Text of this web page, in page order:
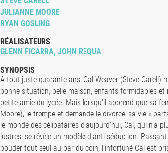
JULIANNE MOORE
RYAN GOSLING
RÉALISATEURS
GLENN FICARRA, JOHN REQUA
SYNOPSIS
A tout juste quarante ans, Cal Weaver (Steve Carell)
bonne situation, belle maison, enfants formidables
petite amie du lycée. Mais lorsqu'il apprend que sa
Moore), le trompe et demande le divorce, sa vie «
le monde des célibataires d'aujourd'hui, Cal, qui n'a
lustres, se révèle un modèle d'anti séduction.
bouder tout seul au bar du coin, l'infortuné Cal est